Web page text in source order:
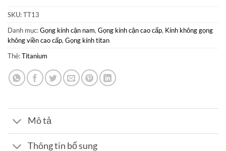
SKU:TT13
Danh mục:Gọng kính cận nam, Gọng kính cận cao cấp, Kính không gọng
không viền cao cấp, Gọng kính titan
Thẻ:Titanium
Mô tả
Thông tin bổ sung